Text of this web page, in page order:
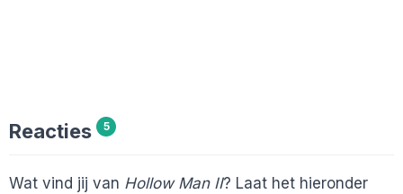
Reacties 5
Wat vind jij van Hollow Man II? Laat het hieronder